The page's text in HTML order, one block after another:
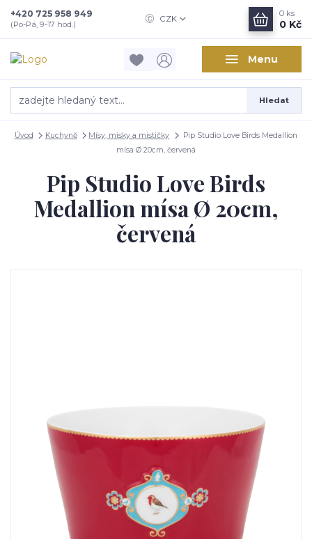
Menu
CZK
Hledat
+420 725 958 949
(Po-Pá, 9-17 hod.)
0 ks
0 Kč
Úvod Kuchyně Mísy, misky a mističky
Pip Studio Love Birds Medallion
mísa Ø 20cm, červená
Pip Studio Love Birds
Medallion mísa Ø 20cm,
červená